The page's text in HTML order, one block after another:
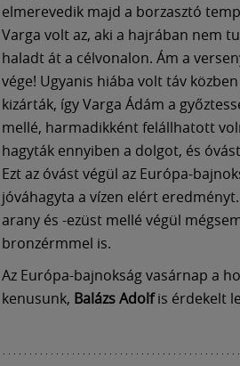
elmerevedik majd a borzasztó
Varga volt az, aki a hajrában nem
haladt át a célvonalon. Ám a
vége! Ugyanis hiába volt táv
kizárták, így Varga Ádám a
mellé, harmadikként felállhatott
hagyták ennyiben a dolgot, és
Ezt az óvást végül az Európa-
jóváhagyta a vízen elért
arany és -ezüst mellé végül
bronzérmmel is.
Az Európa-bajnokság vasárnap a
kenusunk, Balázs Adolfis érdekelt